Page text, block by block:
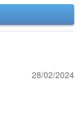
28/02/2024